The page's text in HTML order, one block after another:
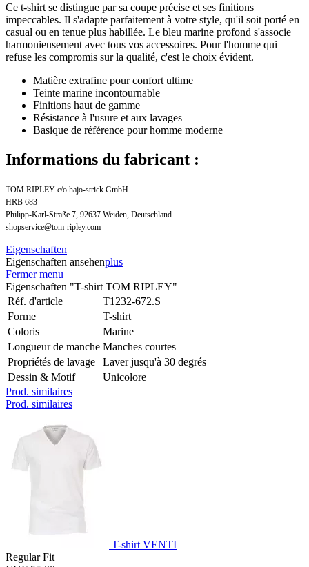
Ce t-shirt se distingue par sa coupe précise et ses finitions
impeccables. Il s'adapte parfaitement à votre style, qu'il soit porté en
casual ou en tenue plus habillée. Le bleu marine profond s'associe
harmonieusement avec tous vos accessoires. Pour l'homme qui
refuse les compromis sur la qualité, c'est le choix évident.
Matière extrafine pour confort ultime
Teinte marine incontournable
Finitions haut de gamme
Résistance à l'usure et aux lavages
Basique de référence pour homme moderne
Informations du fabricant :
TOM RIPLEY c/o hajo-strick GmbH
HRB 683
Philipp-Karl-Straße 7, 92637 Weiden, Deutschland
shopservice@tom-ripley.com
Eigenschaften
Eigenschaften ansehenplus
Fermer menu
Eigenschaften "T-shirt TOM RIPLEY"
Réf. d'article
T1232-672.S
Forme
T-shirt
Coloris
Marine
Longueur de manche Manches courtes
Propriétés de lavage
Laver jusqu'à 30 degrés
Dessin & Motif
Unicolore
Prod. similaires
Prod. similaires
T-shirt VENTI
Regular Fit